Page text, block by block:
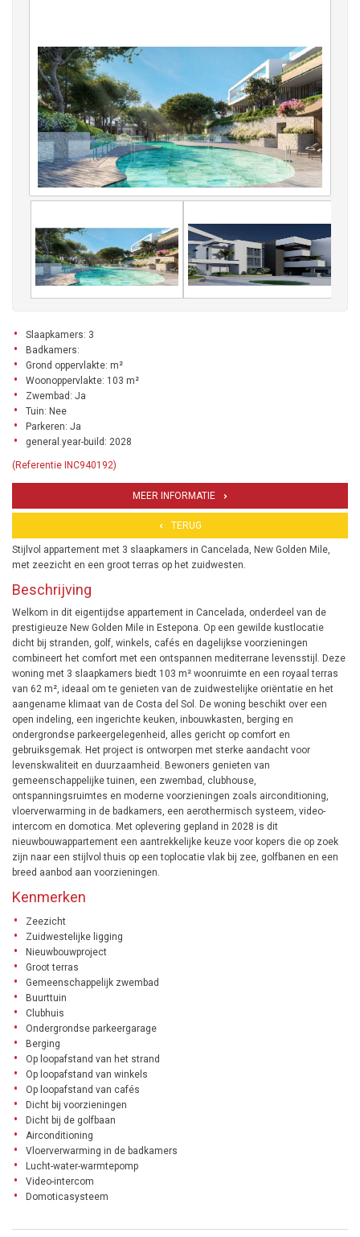
Slaapkamers: 3
Badkamers:
Grond oppervlakte: m²
Woonoppervlakte: 103 m²
Zwembad: Ja
Tuin: Nee
Parkeren: Ja
general.year-build: 2028
(Referentie INC940192)
MEER INFORMATIE
TERUG
Stijlvol appartement met 3 slaapkamers in Cancelada, New Golden Mile,
met zeezicht en een groot terras op het zuidwesten.
Beschrijving
Welkom in dit eigentijdse appartement in Cancelada, onderdeel van de
prestigieuze New Golden Mile in Estepona. Op een gewilde kustlocatie
dicht bij stranden, golf, winkels, cafés en dagelijkse voorzieningen
combineert het comfort met een ontspannen mediterrane levensstijl. Deze
woning met 3 slaapkamers biedt 103 m² woonruimte en een royaal terras
van 62 m², ideaal om te genieten van de zuidwestelijke oriëntatie en het
aangename klimaat van de Costa del Sol. De woning beschikt over een
open indeling, een ingerichte keuken, inbouwkasten, berging en
ondergrondse parkeergelegenheid, alles gericht op comfort en
gebruiksgemak. Het project is ontworpen met sterke aandacht voor
levenskwaliteit en duurzaamheid. Bewoners genieten van
gemeenschappelijke tuinen, een zwembad, clubhouse,
ontspanningsruimtes en moderne voorzieningen zoals airconditioning,
vloerverwarming in de badkamers, een aerothermisch systeem, video-
intercom en domotica. Met oplevering gepland in 2028 is dit
nieuwbouwappartement een aantrekkelijke keuze voor kopers die op zoek
zijn naar een stijlvol thuis op een toplocatie vlak bij zee, golfbanen en een
breed aanbod aan voorzieningen.
Kenmerken
Zeezicht
Zuidwestelijke ligging
Nieuwbouwproject
Groot terras
Gemeenschappelijk zwembad
Buurttuin
Clubhuis
Ondergrondse parkeergarage
Berging
Op loopafstand van het strand
Op loopafstand van winkels
Op loopafstand van cafés
Dicht bij voorzieningen
Dicht bij de golfbaan
Airconditioning
Vloerverwarming in de badkamers
Lucht-water-warmtepomp
Video-intercom
Domoticasysteem